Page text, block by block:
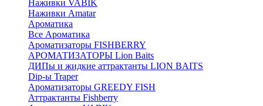
Наживки VABIK
Наживки Amatar
Ароматика
Все Ароматика
Ароматизаторы FISHBERRY
АРОМАТИЗАТОРЫ Lion Baits
ДИПы и жидкие аттрактанты LION BAITS
Dip-ы Traper
Ароматизаторы GREEDY FISH
Аттрактанты Fishberry